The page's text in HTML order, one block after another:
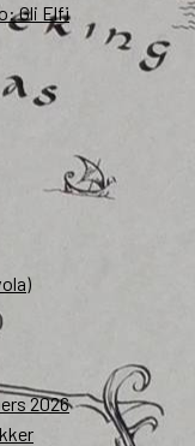
Gli Elfi
2026